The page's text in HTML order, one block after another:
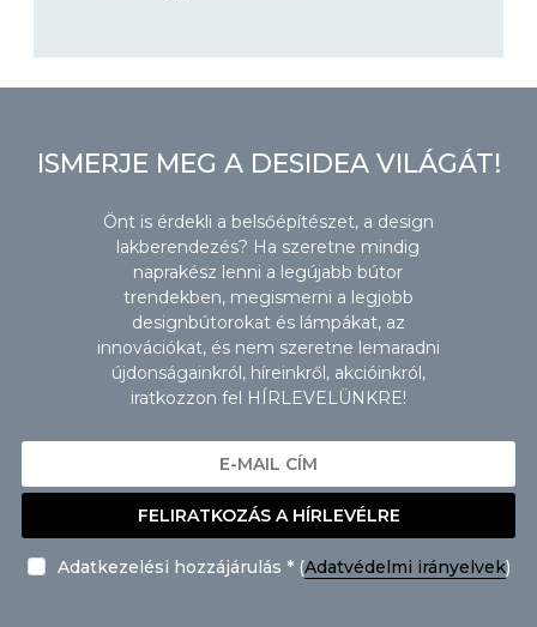
ISMERJE MEG A DESIDEA VILÁGÁT!
Önt is érdekli a belsőépítészet, a design
lakberendezés? Ha szeretne mindig
naprakész lenni a legújabb bútor
trendekben, megismerni a legjobb
designbútorokat és lámpákat, az
innovációkat, és nem szeretne lemaradni
újdonságainkról, híreinkről, akcióinkról,
iratkozzon fel HÍRLEVELÜNKRE!
FELIRATKOZÁS A HÍRLEVÉLRE
Adatkezelési hozzájárulás * (Adatvédelmi irányelvek)